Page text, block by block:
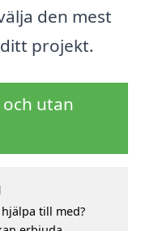
den mest
projekt.
utan
till med?